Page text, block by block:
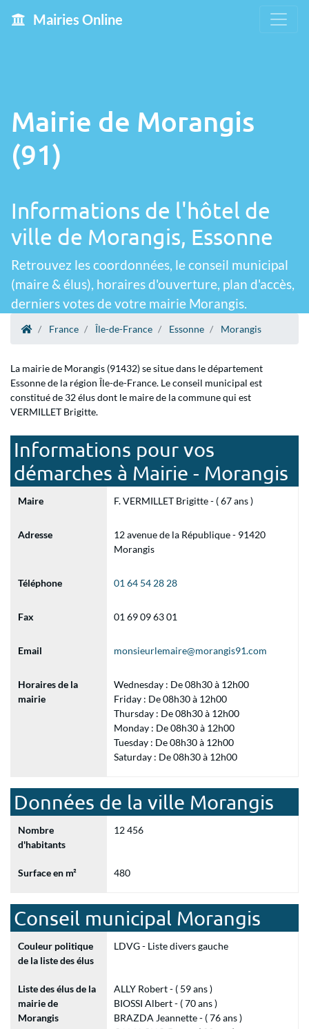
Mairies Online
Mairie de Morangis
(91)
Informations de l'hôtel de
ville de Morangis, Essonne
Retrouvez les coordonnées, le conseil municipal
(maire & élus), horaires d'ouverture, plan d'accès,
derniers votes de votre mairie Morangis.
France Île-de-France Essonne Morangis
La mairie de Morangis (91432) se situe dans le département
Essonne de la région Île-de-France. Le conseil municipal est
constitué de 32 élus dont le maire de la commune qui est
VERMILLET Brigitte.
Informations pour vos
démarches à Mairie - Morangis
Maire F. VERMILLET Brigitte - ( 67 ans )
Adresse
12 avenue de la République - 91420
Morangis
Téléphone 01 64 54 28 28
Fax 01 69 09 63 01
Email monsieurlemaire@morangis91.com
Horaires de la
mairie
Wednesday : De 08h30 à 12h00
Friday : De 08h30 à 12h00
Thursday : De 08h30 à 12h00
Monday : De 08h30 à 12h00
Tuesday : De 08h30 à 12h00
Saturday : De 08h30 à 12h00
Données de la ville Morangis
Nombre
d'habitants
12 456
Surface en m² 480
Conseil municipal Morangis
Couleur politique
de la liste des élus
LDVG - Liste divers gauche
Liste des élus de la
mairie de
Morangis
ALLY Robert - ( 59 ans )
BIOSSI Albert - ( 70 ans )
BRAZDA Jeannette - ( 76 ans )